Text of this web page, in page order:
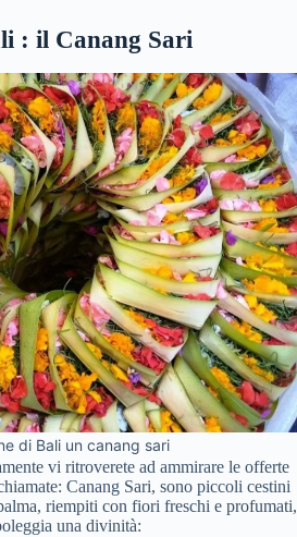
: il Canang Sari
di Bali un canang sari
vi ritroverete ad ammirare le offerte
Canang Sari, sono piccoli cestini
riempiti con fiori freschi e profumati,
una divinità: